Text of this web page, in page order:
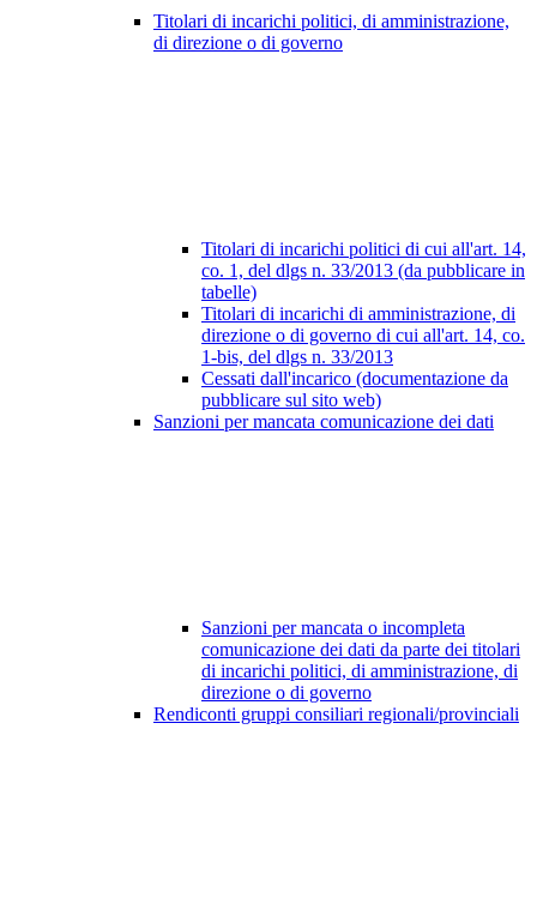
Titolari di incarichi politici, di amministrazione,
di direzione o di governo
Titolari di incarichi politici di cui all'art. 14,
co. 1, del dlgs n. 33/2013 (da pubblicare in
tabelle)
Titolari di incarichi di amministrazione, di
direzione o di governo di cui all'art. 14, co.
1-bis, del dlgs n. 33/2013
Cessati dall'incarico (documentazione da
pubblicare sul sito web)
Sanzioni per mancata comunicazione dei dati
Sanzioni per mancata o incompleta
comunicazione dei dati da parte dei titolari
di incarichi politici, di amministrazione, di
direzione o di governo
Rendiconti gruppi consiliari regionali/provinciali